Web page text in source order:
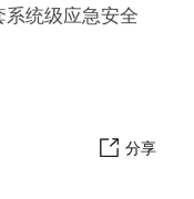
统级应急安全
分享